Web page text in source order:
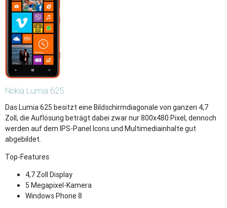
Nokia Lumia 625
Das Lumia 625 besitzt eine Bildschirmdiagonale von ganzen 4,7
Zoll, die Auflösung beträgt dabei zwar nur 800x480 Pixel, dennoch
werden auf dem IPS-Panel Icons und Multimediainhalte gut
abgebildet.
Top-Features
4,7 Zoll Display
5 Megapixel-Kamera
Windows Phone 8